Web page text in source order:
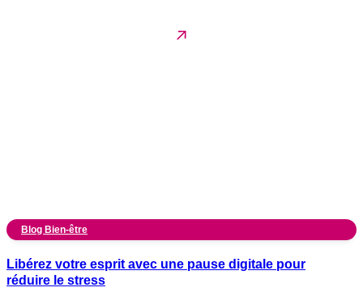
Blog Bien-être
Libérez votre esprit avec une pause digitale pour
réduire le stress